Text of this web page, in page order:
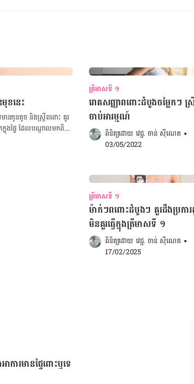
ខនេះ
ានកូនតូច និងស្ត្រីពពោះ គួរ​
ក្នុង​ផ្ទៃ ដែល​បណ្តាល​មក​ពី​
តមាន​សត្វមូស​ទាំង​នេះ គឺ​
ត្រីមាសទី ១
រោគសញ្ញាពពោះដំបូងចម្លែកៗ ស្
ចាប់អារម្មណ៍
ពិនិត្យដោយ វេជ្ជ. ចាន់ ស៊ីណេត •
03/05/2022
ត្រីមាសទី ១
ម៉ាក់ៗពពោះដំបូងៗ គួរដឹងប្រកា
មិនគួរធ្វើក្នុងត្រីមាសទី ១
ពិនិត្យដោយ វេជ្ជ. ចាន់ ស៊ីណេត •
17/02/2025
ការមានផ្ទៃពោះឬទេ